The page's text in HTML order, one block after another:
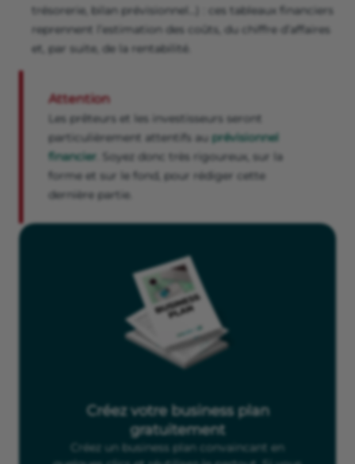
trésorerie, bilan prévisionnel…) : ces tableaux financiers
reprennent l’estimation des coûts, du chiffre d’affaires
et, par suite, de la rentabilité.
Attention
Les prêteurs et les investisseurs seront
particulièrement attentifs au prévisionnel
financier . Soyez donc très rigoureux, sur la
forme et sur le fond, pour rédiger cette
dernière partie.
Créez votre business plan
gratuitement
Créez un business plan convaincant en